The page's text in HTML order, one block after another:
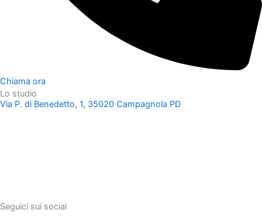
Chiama ora
Lo studio
Via P. di Benedetto, 1, 35020 Campagnola PD
Seguici sui social